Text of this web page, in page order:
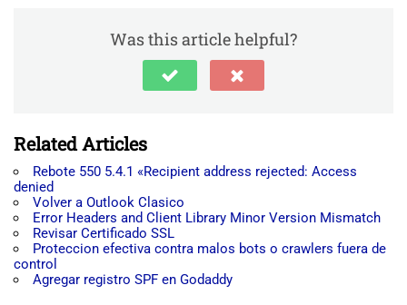
Was this article helpful?
Related Articles
Rebote 550 5.4.1 «Recipient address rejected: Access
denied
Volver a Outlook Clasico
Error Headers and Client Library Minor Version Mismatch
Revisar Certificado SSL
Proteccion efectiva contra malos bots o crawlers fuera de
control
Agregar registro SPF en Godaddy